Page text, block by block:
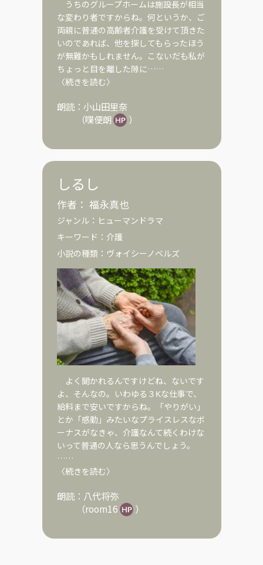
うちのグループホームは施設長が相当
な変わり者ですからね。何というか、ご
両親に普通の高齢者介護を受けて頂きた
いのであれば、他を探してもらったほう
が無難かもしれません。こないだも私が
ちょっと目を離した隙に……
〈続きを読む〉
朗読： 小山田里奈
（喋便朗 ）
しるし
作者： 福永真也
ジャンル： ヒューマンドラマ
キーワード： 介護
小説の種類： ヴォイシーノベルズ
よく聞かれるんですけどね、ないです
よ、そんなの。いわゆる３Kな仕事で、
給料まで安いですからね。「やりがい」
とか「感動」みたいなプライスレスなボ
ーナスがなきゃ、介護なんて続くわけな
いって普通の人なら思うんでしょう。
……
〈続きを読む〉
朗読： 八代将弥
（room16 ）